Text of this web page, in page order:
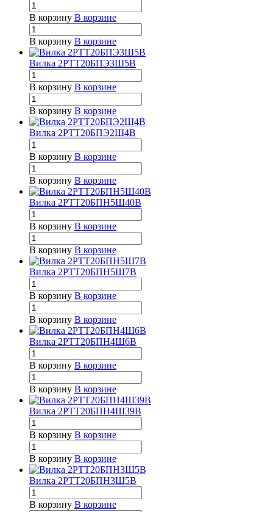
В корзину В корзине
В корзину В корзине
Вилка 2РТТ20БПЭ3Ш5В
В корзину В корзине
В корзину В корзине
Вилка 2РТТ20БПЭ2Ш4В
В корзину В корзине
В корзину В корзине
Вилка 2РТТ20БПН5Ш40В
В корзину В корзине
В корзину В корзине
Вилка 2РТТ20БПН5Ш7В
В корзину В корзине
В корзину В корзине
Вилка 2РТТ20БПН4Ш6В
В корзину В корзине
В корзину В корзине
Вилка 2РТТ20БПН4Ш39В
В корзину В корзине
В корзину В корзине
Вилка 2РТТ20БПН3Ш5В
В корзину В корзине